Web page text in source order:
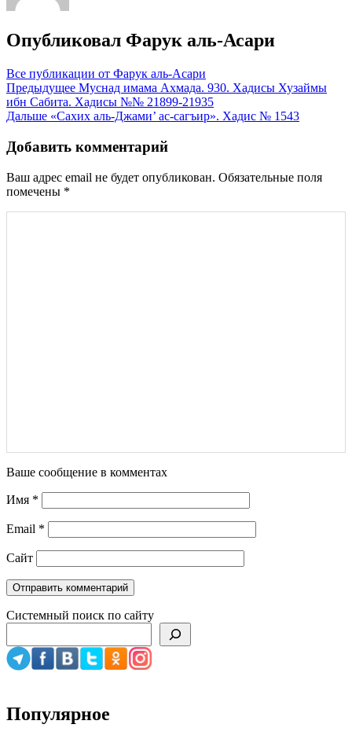
Опубликовал Фарук аль-Асари
Все публикации от Фарук аль-Асари
Навигация
по
Предыдущее Муснад имама Ахмада. 930. Хадисы Хузаймы
ибн Сабита. Хадисы №№ 21899-21935
Дальше «Сахих аль-Джами’ ас-сагъир». Хадис № 1543
Добавить комментарий
Ваш адрес email не будет опубликован. Обязательные поля
помечены *
Ваше сообщение в комментах
Имя *
Email *
Сайт
Системный поиск по сайту
Популярное